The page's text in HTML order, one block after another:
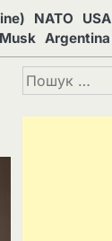
NATO
USA
Argentina
Пошук: